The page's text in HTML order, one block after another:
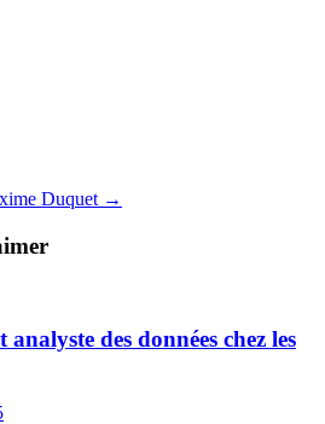
Duquet →
des données chez les